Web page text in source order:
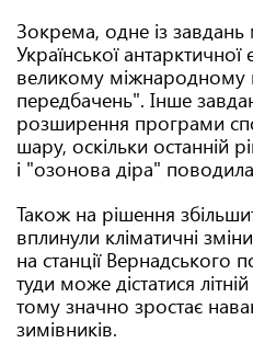
Зокрема, одне із завдань
Української
великому міжнародному
передбачень". Інше
розширення програми
шару, оскільки останній
і "озонова діра"
Також на рішення
вплинули кліматичні
на станції Вернадського
туди може дістатися
тому значно зростає
зимівників.